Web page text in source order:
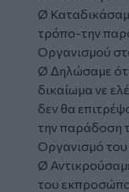
Ø
τρόπο-την
Οργανισμού
Ø Δηλώσαμε
δικαίωμα νε
δεν θα
την παράδοση
Οργανισμό
Ø
του